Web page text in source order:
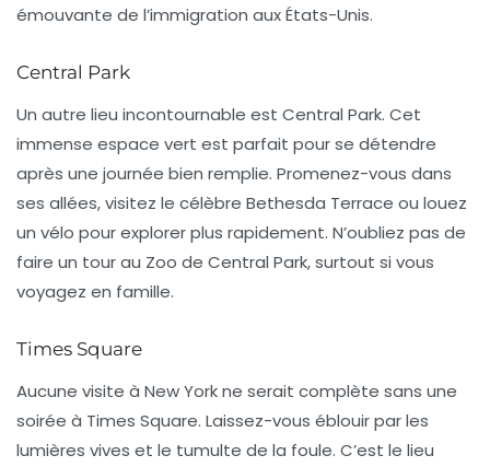
émouvante de l’immigration aux États-Unis.
Central Park
Un autre lieu incontournable est Central Park. Cet
immense espace vert est parfait pour se détendre
après une journée bien remplie. Promenez-vous dans
ses allées, visitez le célèbre Bethesda Terrace ou louez
un vélo pour explorer plus rapidement. N’oubliez pas de
faire un tour au Zoo de Central Park, surtout si vous
voyagez en famille.
Times Square
Aucune visite à New York ne serait complète sans une
soirée à Times Square. Laissez-vous éblouir par les
lumières vives et le tumulte de la foule. C’est le lieu